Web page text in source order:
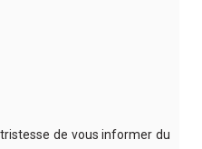
de vous informer du